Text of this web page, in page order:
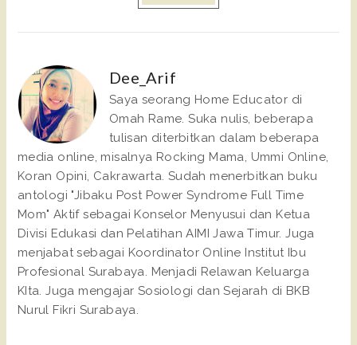
Dee_Arif
Saya seorang Home Educator di
Omah Rame. Suka nulis, beberapa
tulisan diterbitkan dalam beberapa
media online, misalnya Rocking Mama, Ummi Online,
Koran Opini, Cakrawarta. Sudah menerbitkan buku
antologi "Jibaku Post Power Syndrome Full Time
Mom" Aktif sebagai Konselor Menyusui dan Ketua
Divisi Edukasi dan Pelatihan AIMI Jawa Timur. Juga
menjabat sebagai Koordinator Online Institut Ibu
Profesional Surabaya. Menjadi Relawan Keluarga
KIta. Juga mengajar Sosiologi dan Sejarah di BKB
Nurul Fikri Surabaya.